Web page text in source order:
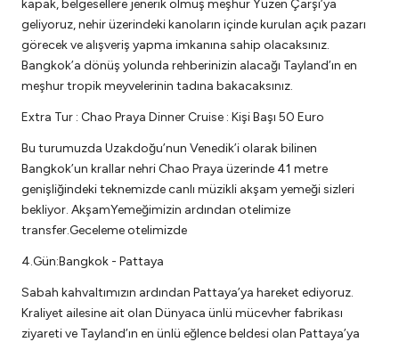
kapak, belgesellere jenerik olmuş meşhur Yüzen Çarşı’ya
geliyoruz, nehir üzerindeki kanoların içinde kurulan açık pazarı
görecek ve alışveriş yapma imkanına sahip olacaksınız.
Bangkok’a dönüş yolunda rehberinizin alacağı Tayland’ın en
meşhur tropik meyvelerinin tadına bakacaksınız.
Extra Tur : Chao Praya Dinner Cruise : Kişi Başı 50 Euro
Bu turumuzda Uzakdoğu’nun Venedik’i olarak bilinen
Bangkok’un krallar nehri Chao Praya üzerinde 41 metre
genişliğindeki teknemizde canlı müzikli akşam yemeği sizleri
bekliyor. AkşamYemeğimizin ardından otelimize
transfer.Geceleme otelimizde
4.Gün:Bangkok - Pattaya
Sabah kahvaltımızın ardından Pattaya’ya hareket ediyoruz.
Kraliyet ailesine ait olan Dünyaca ünlü mücevher fabrikası
ziyareti ve Tayland’ın en ünlü eğlence beldesi olan Pattaya’ya